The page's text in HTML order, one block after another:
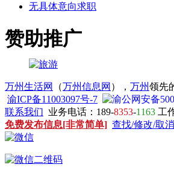
无具体意向求职
赞助推广
万州生活网 （万州信息网 ）， 万州领先
渝ICP备11003097号-7
渝公网安备
联系我们 业务电话：189-8353-1163 工
免费发布信息[非常简单] 查找/修改/取